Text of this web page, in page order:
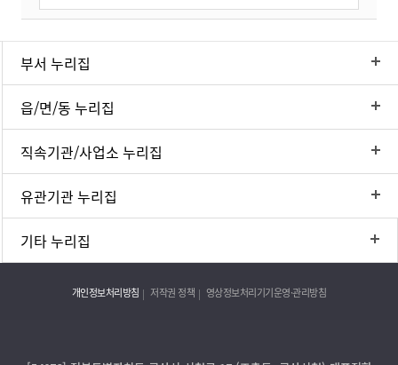
부서 누리집
읍/면/동 누리집
직속기관/사업소 누리집
유관기관 누리집
기타 누리집
개인정보처리방침 저작권 정책 영상정보처리기기운영·관리방침